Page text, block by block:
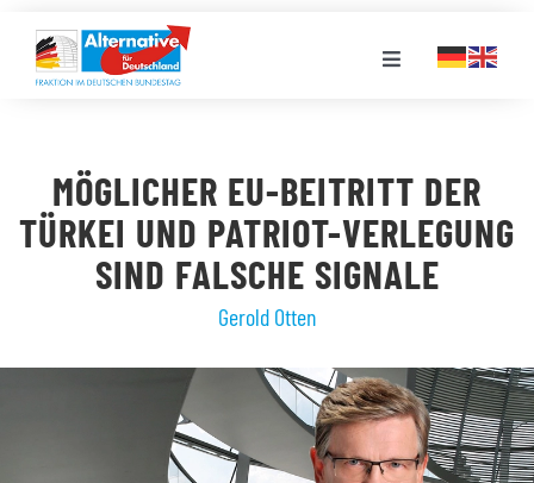
Inhalt
springen
Toggle
LANDESGRUPPEN
VERANSTALTUNGEN
PRESSE
MÖGLICHER EU-BEITRITT DER
TÜRKEI UND PATRIOT-VERLEGUNG
SIND FALSCHE SIGNALE
Gerold Otten